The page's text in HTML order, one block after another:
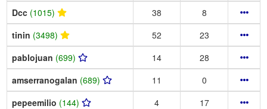
Dcc (1015) 38
8
tinin (3498) 52
23
pablojuan (699) 14
28
amserranogalan (689) 11
0
pepeemilio (144) 4
17